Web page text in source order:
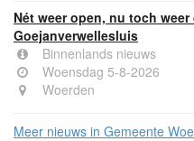
Nét weer open, nu toch
Goejanverwellesluis
Binnenlands nieuws
Woensdag 5-8-2026
Woerden
Meer nieuws in Gemeente